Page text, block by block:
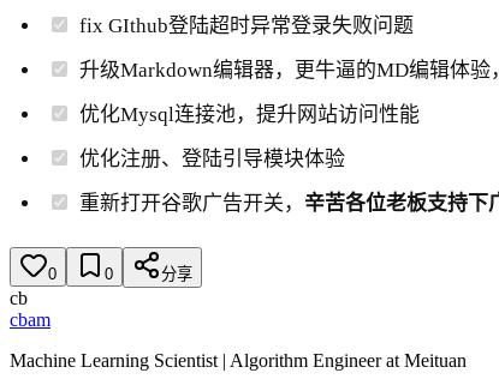
fix GIthub登陆超时异常登录失败问题
升级Markdown编辑器，更牛逼的MD编辑体
优化Mysql连接池，提升网站访问性能
优化注册、登陆引导模块体验
重新打开谷歌广告开关， 辛苦各位老板支持下
0 0 分享
cb
cbam
Machine Learning Scientist | Algorithm Engineer at Meituan